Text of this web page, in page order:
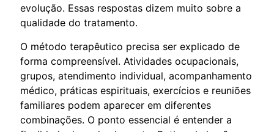
evolução. Essas respostas dizem muito sobre a
qualidade do tratamento.
O método terapêutico precisa ser explicado de
forma compreensível. Atividades ocupacionais,
grupos, atendimento individual, acompanhamento
médico, práticas espirituais, exercícios e reuniões
familiares podem aparecer em diferentes
combinações. O ponto essencial é entender a